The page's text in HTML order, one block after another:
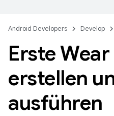
Android Developers Develop
Erste
erstellen
ausführen